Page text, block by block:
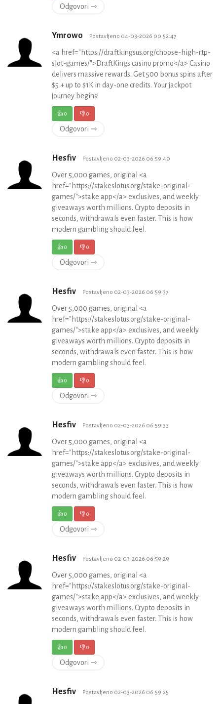
Odgovori ⇾
Ymrowo Postavljeno 04-03-2026 00:52:47
<a href="https://draftkingsus.org/choose-high-rtp-
slot-games/">DraftKings casino promo</a> Casino
delivers massive rewards. Get 500 bonus spins after
$5 + up to $1K in day-one credits. Your jackpot
journey begins!
👍0 👎0
Odgovori ⇾
Hesfiv Postavljeno 02-03-2026 06:59:40
Over 5,000 games, original <a
href="https://stakeslotus.org/stake-original-
games/">stake app</a> exclusives, and weekly
giveaways worth millions. Crypto deposits in
seconds, withdrawals even faster. This is how
modern gambling should feel.
👍0 👎0
Odgovori ⇾
Hesfiv Postavljeno 02-03-2026 06:59:37
Over 5,000 games, original <a
href="https://stakeslotus.org/stake-original-
games/">stake app</a> exclusives, and weekly
giveaways worth millions. Crypto deposits in
seconds, withdrawals even faster. This is how
modern gambling should feel.
👍0 👎0
Odgovori ⇾
Hesfiv Postavljeno 02-03-2026 06:59:33
Over 5,000 games, original <a
href="https://stakeslotus.org/stake-original-
games/">stake app</a> exclusives, and weekly
giveaways worth millions. Crypto deposits in
seconds, withdrawals even faster. This is how
modern gambling should feel.
👍0 👎0
Odgovori ⇾
Hesfiv Postavljeno 02-03-2026 06:59:29
Over 5,000 games, original <a
href="https://stakeslotus.org/stake-original-
games/">stake app</a> exclusives, and weekly
giveaways worth millions. Crypto deposits in
seconds, withdrawals even faster. This is how
modern gambling should feel.
👍0 👎0
Odgovori ⇾
Hesfiv Postavljeno 02-03-2026 06:59:25